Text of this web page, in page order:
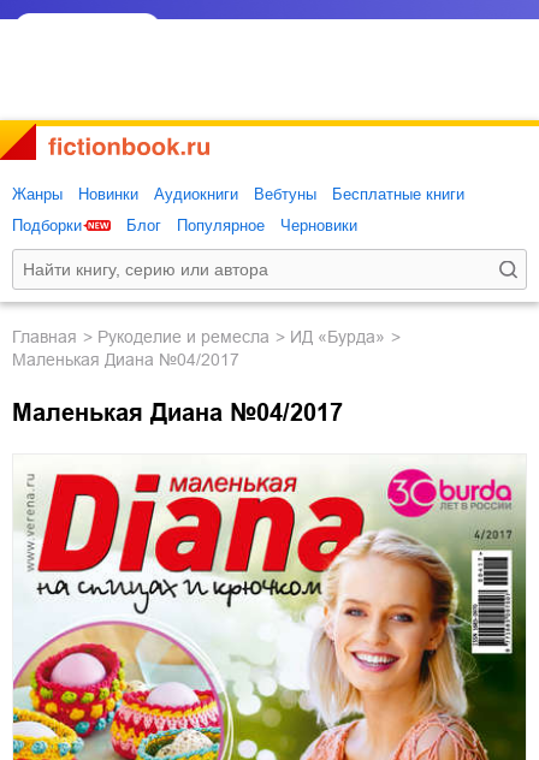
Жанры Новинки Аудиокниги Вебтуны
Бесплатные книги
Подборки
Блог Популярное Черновики
Главная рукоделие и ремесла
ИД «Бурда»
Маленькая Диана №04/2017
Маленькая Диана №04/2017